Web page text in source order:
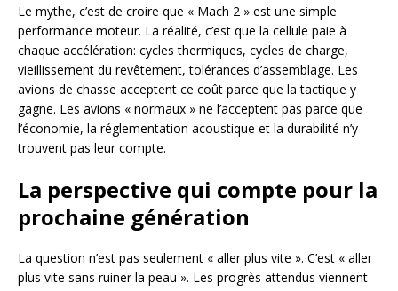
Le mythe, c’est de croire que « Mach 2 » est une simple
performance moteur. La réalité, c’est que la cellule paie à
chaque accélération: cycles thermiques, cycles de charge,
vieillissement du revêtement, tolérances d’assemblage. Les
avions de chasse acceptent ce coût parce que la tactique y
gagne. Les avions « normaux » ne l’acceptent pas parce que
l’économie, la réglementation acoustique et la durabilité n’y
trouvent pas leur compte.
La perspective qui compte pour la
prochaine génération
La question n’est pas seulement « aller plus vite ». C’est « aller
plus vite sans ruiner la peau ». Les progrès attendus viennent